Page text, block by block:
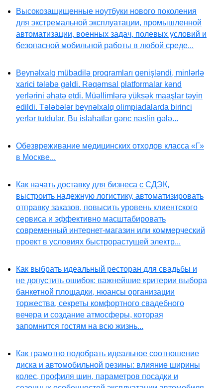
Высокозащищенные ноутбуки нового поколения
для экстремальной эксплуатации, промышленной
автоматизации, военных задач, полевых условий и
безопасной мобильной работы в любой среде...
Beynəlxalq mübadilə proqramları genişləndi, minlərlə
xarici tələbə gəldi. Rəqəmsal platformalar kənd
yerlərini əhatə etdi. Müəllimlərə yüksək maaşlar təyin
edildi. Tələbələr beynəlxalq olimpiadalarda birinci
yerlər tutdular. Bu islahatlar gənc nəslin gələ...
Обезвреживание медицинских отходов класса «Г»
в Москве...
Как начать доставку для бизнеса с СДЭК,
выстроить надежную логистику, автоматизировать
отправку заказов, повысить уровень клиентского
сервиса и эффективно масштабировать
современный интернет-магазин или коммерческий
проект в условиях быстрорастущей электр...
Как выбрать идеальный ресторан для свадьбы и
не допустить ошибок: важнейшие критерии выбора
банкетной площадки, нюансы организации
торжества, секреты комфортного свадебного
вечера и создание атмосферы, которая
запомнится гостям на всю жизнь...
Как грамотно подобрать идеальное соотношение
диска и автомобильной резины: влияние ширины
колес, профиля шин, параметров посадки и